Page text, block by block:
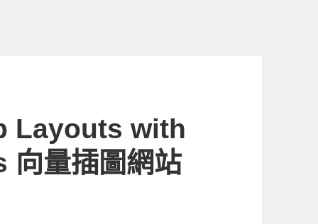
Layouts with
量插圖網站